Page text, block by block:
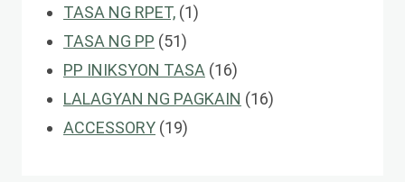
TASA NG RPET, 11
TASA NG PP 5151
Mga
Produkto
PP INIKSYON TASA 1616
Mga
LALAGYAN NG PAGKAIN 1616
ACCESSORY 1919